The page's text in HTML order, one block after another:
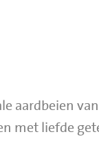
aardbeien
met liefde